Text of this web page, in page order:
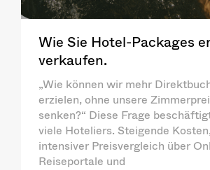
Wie Sie Hotel-Packages
verkaufen.
„Wie können wir mehr
erzielen, ohne unsere
senken?“ Diese Frage
viele Hoteliers. Steigende
intensiver Preisvergleich über
Reiseportale und